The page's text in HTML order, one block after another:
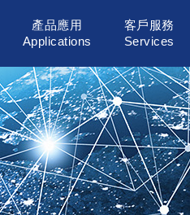
產品應用
Applications
客戶服務
Services